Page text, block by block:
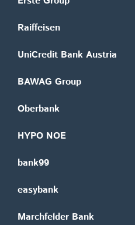
Raiffeisen
UniCredit Bank Austria
BAWAG Group
Oberbank
HYPO NOE
bank99
easybank
Marchfelder Bank